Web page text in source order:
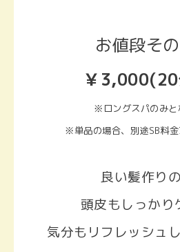
お値段そ
￥3,000(20
※ロングスパのみと
※単品の場合、別途SB料
良い髪作り
頭皮もしっかり
気分もリフレッシュ